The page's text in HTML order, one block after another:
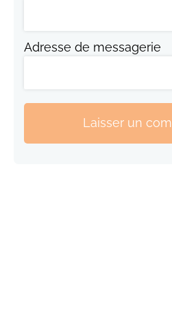
Adresse de messagerie
Laisser un